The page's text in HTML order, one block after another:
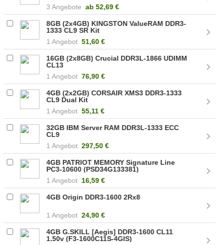
3 Angebote ab 52,69 €
8GB (2x4GB) KINGSTON ValueRAM DDR3-
1333 CL9 SR Kit
1 Angebot 51,60 €
16GB (2x8GB) Crucial DDR3L-1866 UDIMM
CL13
1 Angebot 76,90 €
4GB (2x2GB) CORSAIR XMS3 DDR3-1333
CL9 Dual Kit
1 Angebot 55,11 €
32GB IBM Server RAM DDR3L-1333 ECC
CL9
1 Angebot 297,50 €
4GB PATRIOT MEMORY Signature Line
PC3-10600 (PSD34G133381)
1 Angebot 16,59 €
4GB Origin DDR3-1600 2Rx8
1 Angebot 24,90 €
4GB G.SKILL [Aegis] DDR3-1600 CL11
1.50v (F3-1600C11S-4GIS)